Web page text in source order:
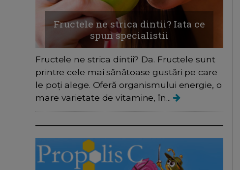
Fructele ne strica dintii? Iata ce
spun specialistii
Fructele ne strica dintii? Da. Fructele sunt
printre cele mai sănătoase gustări pe care
le poți alege. Oferă organismului energie, o
mare varietate de vitamine, în...